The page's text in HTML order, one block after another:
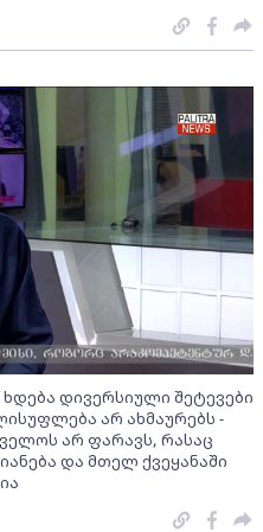
ხდება დივერსიული შეტევები
არ ახმაურებს -
არ ფარავს, რასაც
და მთელ ქვეყანაში